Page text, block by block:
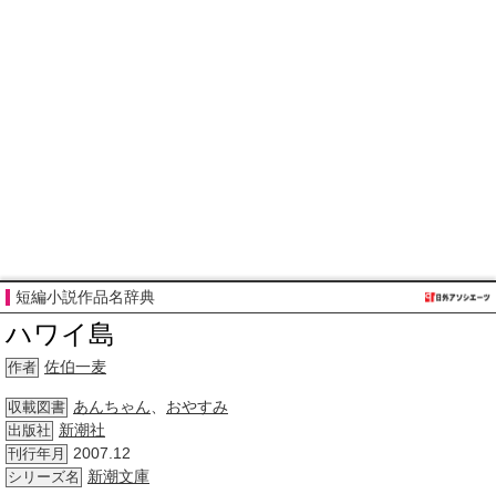
短編小説作品名辞典
ハワイ島
作者 佐伯一麦
収載図書 あんちゃん おやすみ
出版社 新潮社
刊行年月 2007.12
シリーズ名 新潮文庫